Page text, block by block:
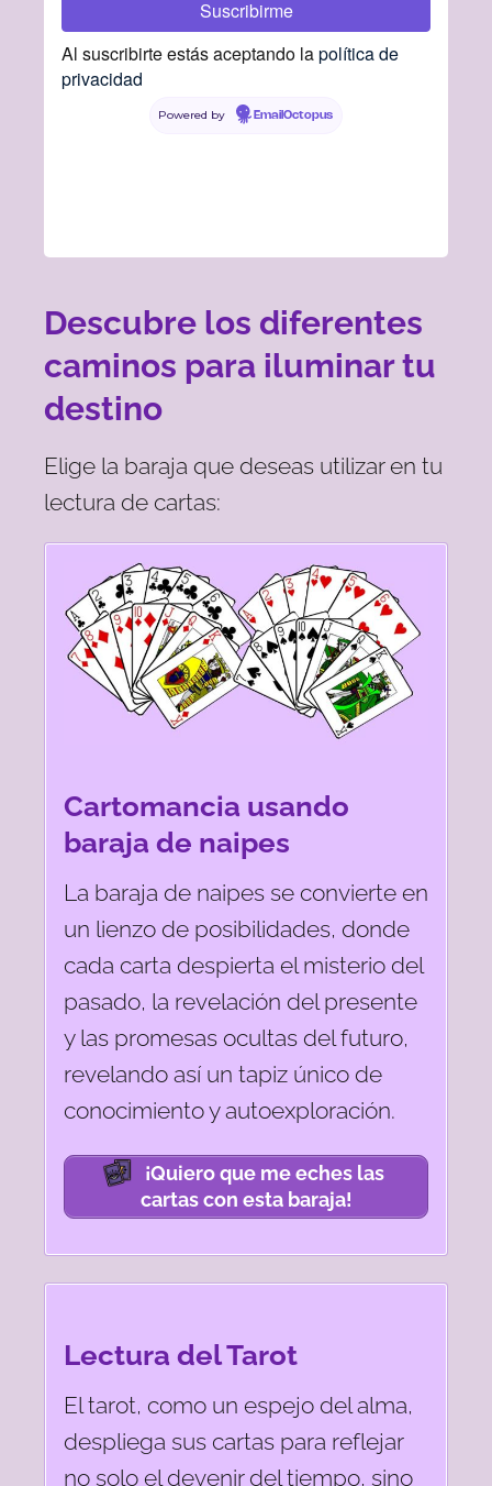
Al suscribirte estás aceptando lapolítica de
privacidad
Powered by EmailOctopus
Descubre los diferentes
caminos para iluminar tu
destino
Elige la baraja que deseas utilizar en tu
lectura de cartas:
Cartomancia usando
baraja de naipes
La baraja de naipes se convierte en
un lienzo de posibilidades, donde
cada carta despierta el misterio del
pasado, la revelación del presente
y las promesas ocultas del futuro,
revelando así un tapiz único de
conocimiento y autoexploración.
¡Quiero que me eches las
cartas con esta baraja!
Lectura del Tarot
El tarot, como un espejo del alma,
despliega sus cartas para reflejar
no solo el devenir del tiempo, sino